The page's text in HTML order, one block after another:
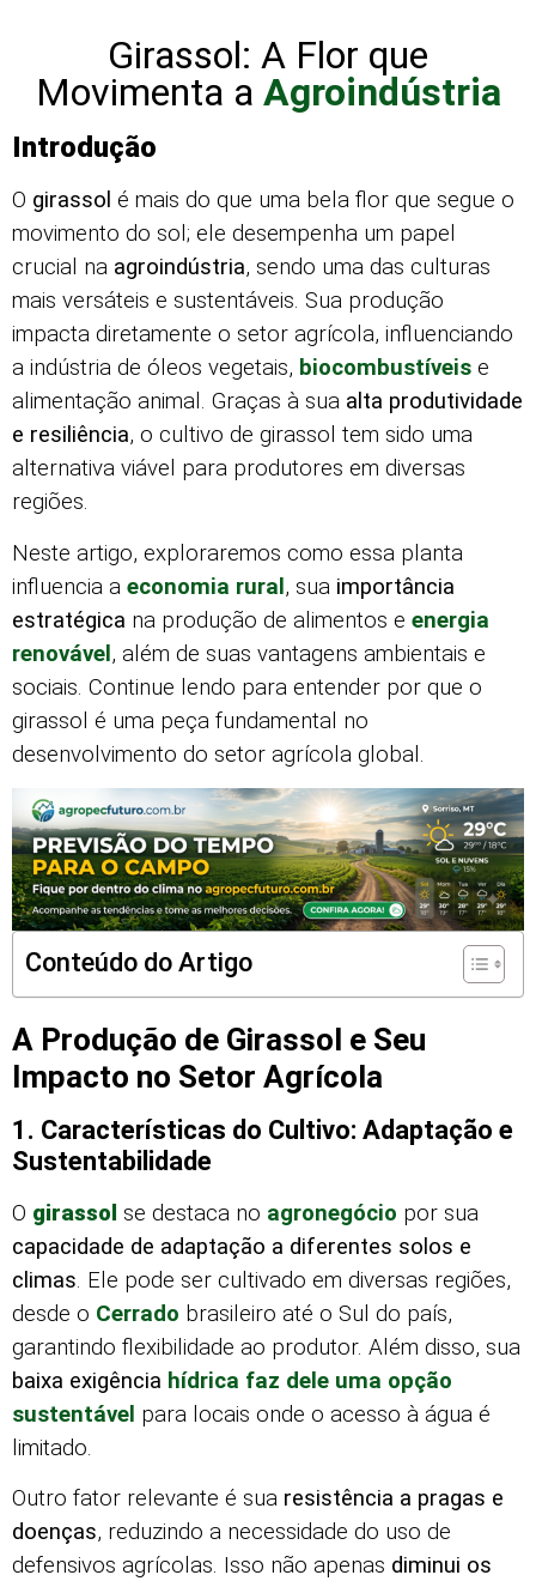
Girassol: A Flor que
Movimenta a Agroindústria
Introdução
O girassol é mais do que uma bela flor que segue o
movimento do sol; ele desempenha um papel
crucial na agroindústria, sendo uma das culturas
mais versáteis e sustentáveis. Sua produção
impacta diretamente o setor agrícola, influenciando
a indústria de óleos vegetais, biocombustíveis e
alimentação animal. Graças à sua alta produtividade
e resiliência, o cultivo de girassol tem sido uma
alternativa viável para produtores em diversas
regiões.
Neste artigo, exploraremos como essa planta
influencia a economia rural , sua importância
estratégica na produção de alimentos e energia
renovável , além de suas vantagens ambientais e
sociais. Continue lendo para entender por que o
girassol é uma peça fundamental no
desenvolvimento do setor agrícola global.
Conteúdo do Artigo
A Produção de Girassol e Seu
Impacto no Setor Agrícola
1. Características do Cultivo: Adaptação e
Sustentabilidade
O girassol se destaca no agronegócio por sua
capacidade de adaptação a diferentes solos e
climas. Ele pode ser cultivado em diversas regiões,
desde o Cerrado brasileiro até o Sul do país,
garantindo flexibilidade ao produtor. Além disso, sua
baixa exigência hídrica faz dele uma opção
sustentável para locais onde o acesso à água é
limitado.
Outro fator relevante é sua resistência a pragas e
doenças, reduzindo a necessidade do uso de
defensivos agrícolas. Isso não apenas diminui os